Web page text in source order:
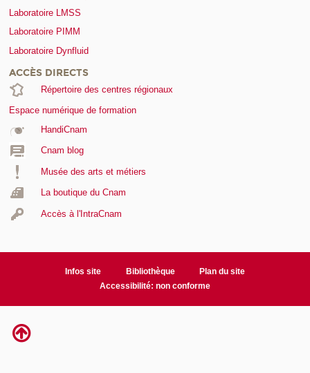
Laboratoire LMSS
Laboratoire PIMM
Laboratoire Dynfluid
ACCÈS DIRECTS
Répertoire des centres régionaux
Espace numérique de formation
HandiCnam
Cnam blog
Musée des arts et métiers
La boutique du Cnam
Accès à l'IntraCnam
Infos site Bibliothèque
Plan du site
Accessibilité: non conforme